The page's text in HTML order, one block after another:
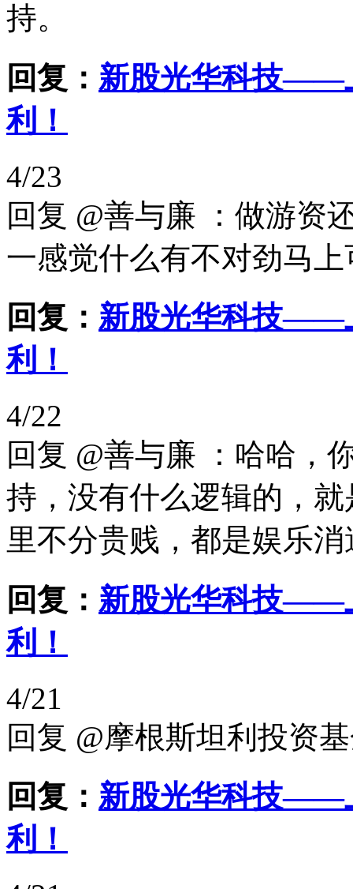
持。
回复： 新股光华科技——
利！
4/23
回复 @善与廉 ：做游资
一感觉什么有不对劲马
回复： 新股光华科技——
利！
4/22
回复 @善与廉 ：哈哈，
持，没有什么逻辑的，
里不分贵贱，都是娱乐
回复： 新股光华科技——
利！
4/21
回复 @摩根斯坦利投资
回复： 新股光华科技——
利！